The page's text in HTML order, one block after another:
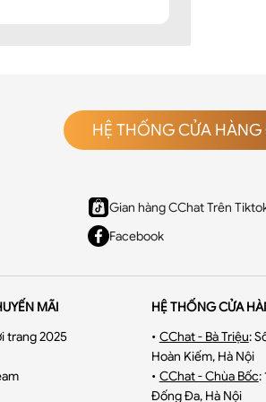
HỆ THỐNG CỬA HÀNG
Gian hàng CChat Trên
Facebook
MÃI
trang 2025
HỆ THỐNG CỬA
• CChat - Bà Triệu:
Hoàn Kiếm, Hà Nội
• CChat - Chùa Bốc:
Đống Đa, Hà Nội